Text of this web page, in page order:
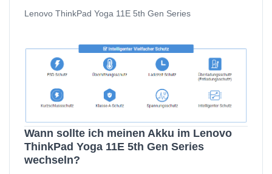
Lenovo ThinkPad Yoga 11E 5th Gen Series
Wann sollte ich meinen Akku im Lenovo
ThinkPad Yoga 11E 5th Gen Series
wechseln?